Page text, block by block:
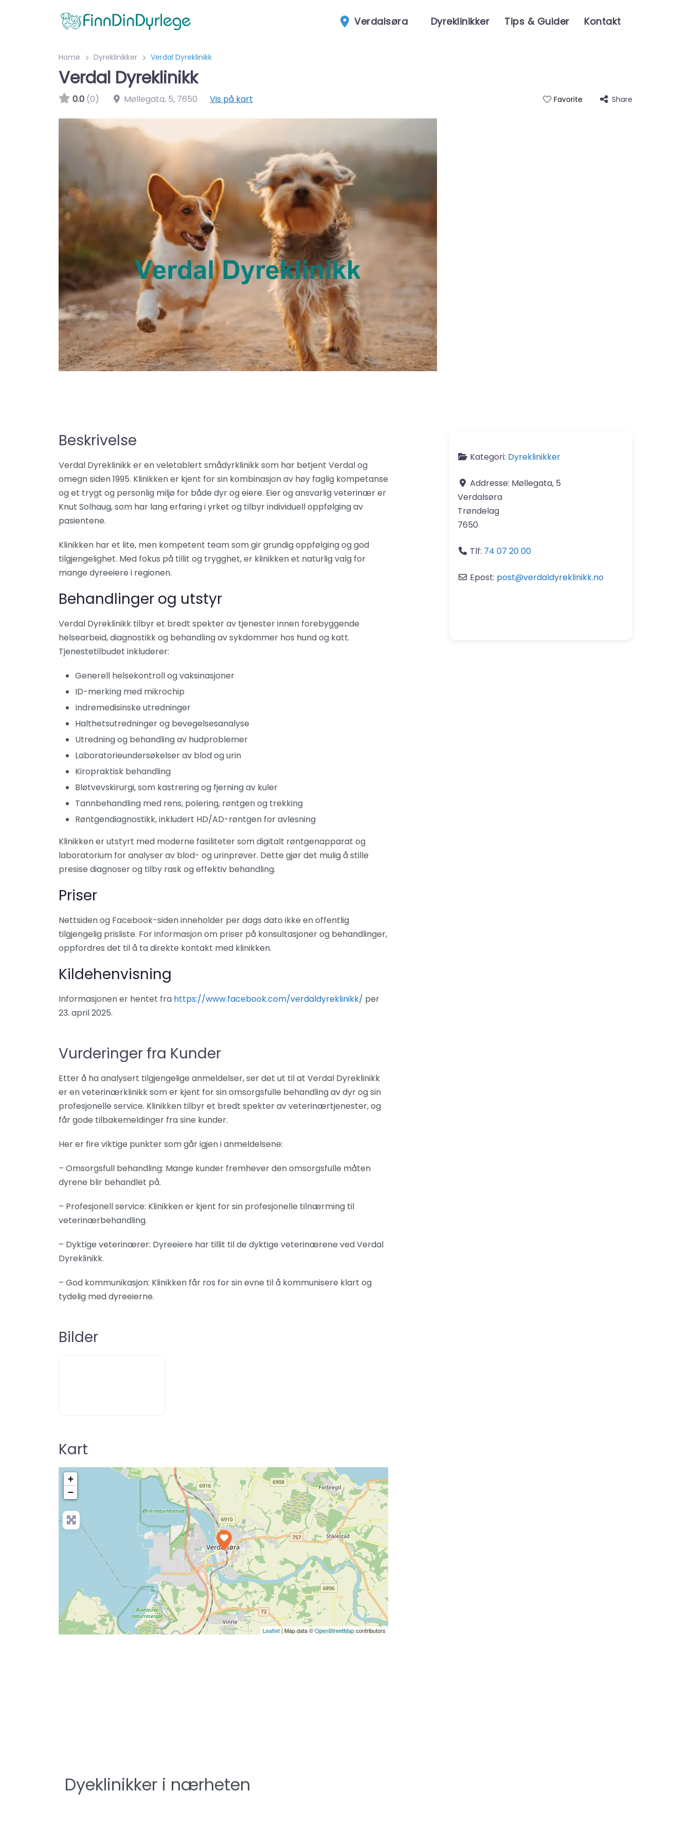
Verdalsøra Dyreklinikker Tips & Guider Kontakt
Home Dyreklinikker Verdal Dyreklinikk
Verdal Dyreklinikk
0.0 (0) Møllegata, 5, 7650 Vis på kart Favorite Share
Beskrivelse
Verdal Dyreklinikk er en veletablert smådyrklinikk som har betjent Verdal og
omegn siden 1995. Klinikken er kjent for sin kombinasjon av høy faglig kompetanse
og et trygt og personlig miljø for både dyr og eiere. Eier og ansvarlig veterinær er
Knut Solhaug, som har lang erfaring i yrket og tilbyr individuell oppfølging av
pasientene.
Klinikken har et lite, men kompetent team som gir grundig oppfølging og god
tilgjengelighet. Med fokus på tillit og trygghet, er klinikken et naturlig valg for
mange dyreeiere i regionen.
Behandlinger og utstyr
Verdal Dyreklinikk tilbyr et bredt spekter av tjenester innen forebyggende
helsearbeid, diagnostikk og behandling av sykdommer hos hund og katt.
Tjenestetilbudet inkluderer:
Generell helsekontroll og vaksinasjoner
ID-merking med mikrochip
Indremedisinske utredninger
Halthetsutredninger og bevegelsesanalyse
Utredning og behandling av hudproblemer
Laboratorieundersøkelser av blod og urin
Kiropraktisk behandling
Bløtvevskirurgi, som kastrering og fjerning av kuler
Tannbehandling med rens, polering, røntgen og trekking
Røntgendiagnostikk, inkludert HD/AD-røntgen for avlesning
Klinikken er utstyrt med moderne fasiliteter som digitalt røntgenapparat og
laboratorium for analyser av blod- og urinprøver. Dette gjør det mulig å stille
presise diagnoser og tilby rask og effektiv behandling.
Priser
Nettsiden og Facebook-siden inneholder per dags dato ikke en offentlig
tilgjengelig prisliste. For informasjon om priser på konsultasjoner og behandlinger,
oppfordres det til å ta direkte kontakt med klinikken.
Kildehenvisning
Informasjonen er hentet fra https://www.facebook.com/verdaldyreklinikk/ per
23. april 2025.
Vurderinger fra Kunder
Etter å ha analysert tilgjengelige anmeldelser, ser det ut til at Verdal Dyreklinikk
er en veterinærklinikk som er kjent for sin omsorgsfulle behandling av dyr og sin
profesjonelle service. Klinikken tilbyr et bredt spekter av veterinærtjenester, og
får gode tilbakemeldinger fra sine kunder.
Her er fire viktige punkter som går igjen i anmeldelsene:
– Omsorgsfull behandling: Mange kunder fremhever den omsorgsfulle måten
dyrene blir behandlet på.
– Profesjonell service: Klinikken er kjent for sin profesjonelle tilnærming til
veterinærbehandling.
– Dyktige veterinærer: Dyreeiere har tillit til de dyktige veterinærene ved Verdal
Dyreklinikk.
– God kommunikasjon: Klinikken får ros for sin evne til å kommunisere klart og
tydelig med dyreeierne.
Bilder
Kart
+
−
Press Enter key to search
Leaflet| Map data ©OpenStreetMapcontributors
Kategori: Dyreklinikker
Addresse: Møllegata, 5
Verdalsøra
Trøndelag
7650
Tlf: 74 07 20 00
Epost: post@verdaldyreklinikk.no
Dyeklinikker i nærheten